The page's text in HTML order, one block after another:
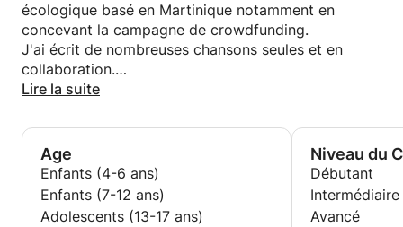
toutes ses formes.
Certifié en management interculturel, ma réalité est
double : celle de l'artiste et celle de l'entrepreneur,
cet équilibre me permet de faire voyager mes
clients et de fidéliser mes lecteurs venues de tous
écologique basé en Martinique notamment en
concevant la campagne de crowdfunding.
J'ai écrit de nombreuses chansons seules et en
collaboration.
J'ai écrit un livre et prépare sa version audio sortant
J'ai réalisé une étude comparative dans le cadre de
mes études sur l'éducation aux Etats-Unis et en
Asie.
Lire la suite
Age
Enfants (4-6 ans)
Enfants (7-12 ans)
Adolescents (13-17 ans)
Niveau du
Débutant
Intermédiaire
Avancé